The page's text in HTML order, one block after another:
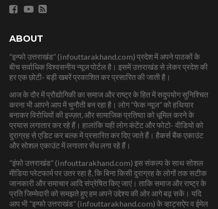
ABOUT
“इन्फो उत्तराखंड” (infouttarakhand.com) प्रदेश में अपने पाठकों के
बीच सर्वाधिक विश्वसनीय न्यूज पोर्टल है। इसमें उत्तराखंड से लेकर प्रदेश की
हर एक छोटी- बड़ी खबरें प्रकाशित कर प्रसारित की जाती है।
आज के दौर में प्रौद्योगिकी का समाज और राष्ट्र के हित में सदुपयोग सुनिश्चित
करना भी आपने आप में चुनौती बन रहा है। लोग “फेक न्यूज” को हथियार
बनाकर विरोधियों की इज्ज़त, और सामाजिक प्रतिष्ठा को धूमिल करने के
प्रयास लगातार कर रहे हैं। हालांकि यही लोग कंटेंट और फोटो- वीडियो को
दुराग्रह से एडिट कर बल्क में प्रसारित कर दिए जाते हैं। हैकर्स बैंक एकाउंट
और सोशल एकाउंट में लगातार सेंध लगा रहे हैं।
“इंफो उत्तराखंड” (infouttarakhand.com) इस संकल्प के साथ सोशल
मीडिया प्लेटफार्म पर उतर रहा है, कि बिना किसी दुराग्रह के लोगों तक सटीक
जानकारी और समाचार आदि संप्रेषित किए जाएं। ताकि समाज और राष्ट्र के
प्रति जिम्मेदारी को समझते हुए हम अपने उद्देश्य की ओर आगे बढ़ सकें। यदि
आप भी “इन्फो उत्तराखंड” (infouttarakhand.com) के व्हाट्सऐप व ईमेल